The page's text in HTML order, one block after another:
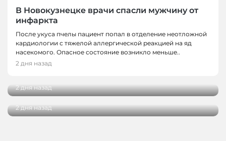
В Новокузнецке врачи спасли мужчину от
инфаркта
После укуса пчелы пациент попал в отделение неотложной
кардиологии с тяжелой аллергической реакцией на яд
насекомого. Опасное состояние возникло меньше..
2 дня назад
НОВОСТИ
Школьные укрытия Кемерова проверяют
2 дня назад
НОВОСТИ, НОВОСТИ КЕМЕРОВО
останавливаться в деревне Красная
2 дня назад